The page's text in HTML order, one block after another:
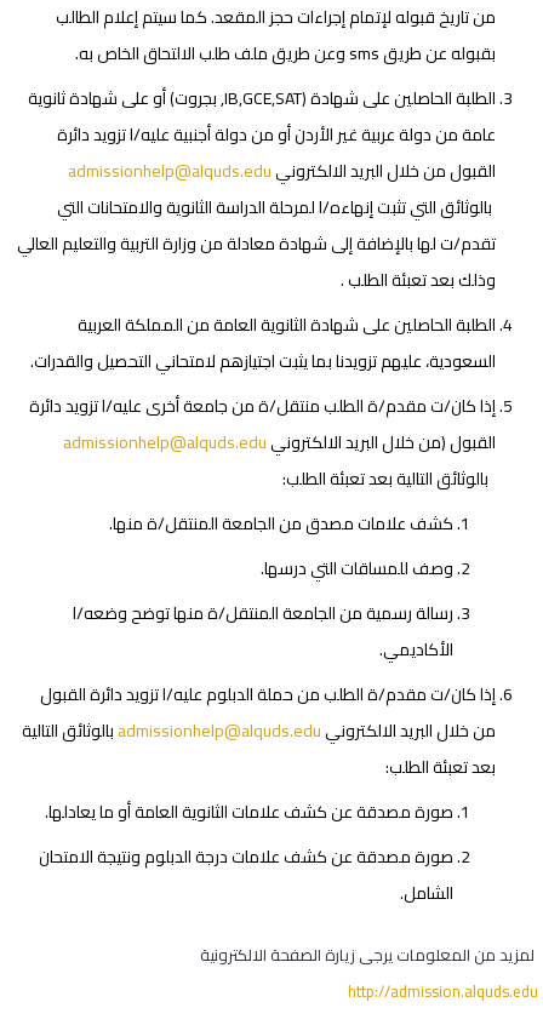
من تاريخ قبوله لإتمام إجراءات حجز المقعد. كما سيتم إعلام الطالب
بقبوله عن طريقsmsوعن طريق ملف طلب الالتحاق الخاص به.
الطلبة الحاصلين على شهادة (IB,GCE,SAT, بجروت) أو على شهادة ثانوية
عامة من دولة عربية غير الأردن أو من دولة أجنبية عليه/ا تزويد دائرة
القبول من خلال البريد الالكترونيadmissionhelp@alquds.edu
بالوثائق التي تثبت إنهاءه/ا لمرحلة الدراسة الثانوية والامتحانات التي
تقدم/ت لها بالإضافة إلى شهادة معادلة من وزارة التربية والتعليم العالي
وذلك بعد تعبئة الطلب.
الطلبة الحاصلين على شهادة الثانوية العامة من المملكة العربية
السعودية، عليهم تزويدنا بما يثبت اجتيازهم لامتحاني التحصيل والقدرات.
إذا كان/ت مقدم/ة الطلب منتقل/ة من جامعة أخرى عليه/ا تزويد دائرة
القبول (من خلال البريد الالكترونيadmissionhelp@alquds.edu
بالوثائق التالية بعد تعبئة الطلب:
كشف علامات مصدق من الجامعة المنتقل/ة منها.
وصف للمساقات التي درسها.
رسالة رسمية من الجامعة المنتقل/ة منها توضح وضعه/ا
الأكاديمي.
إذا كان/ت مقدم/ة الطلب من حملة الدبلوم عليه/ا تزويد دائرة القبول
من خلال البريد الالكترونيadmissionhelp@alquds.eduبالوثائق التالية
بعد تعبئة الطلب:
صورة مصدقة عن كشف علامات الثانوية العامة أو ما يعادلها.
صورة مصدقة عن كشف علامات درجة الدبلوم ونتيجة الامتحان
الشامل.
لمزيد من المعلومات يرجى زيارة الصفحة الالكترونية
http://admission.alquds.edu